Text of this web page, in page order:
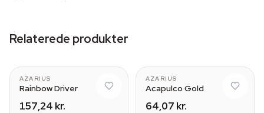
Relaterede produkter
AZARIUS
Rainbow Driver
157,24 kr.
AZARIUS
Acapulco Gold
64,07 kr.